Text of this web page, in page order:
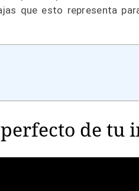
que esto representa
de tu